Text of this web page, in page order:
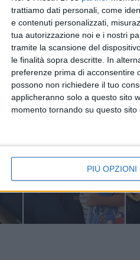
trattiamo dati personali, come
e contenuti personalizzati,
tua autorizzazione noi e i nostri
tramite la scansione del
le finalità sopra descritte. In
preferenze prima di acconsentire
possono non richiedere il tuo
applicheranno solo a questo sito
momento tornando su questo
PIÙ OPZIONI
i Poliziotti.
i genitori di Gianvito si sono
la loro viva gratitudine per
ancora una volta la costante
discreta ma
di sollievo e di fiducia.